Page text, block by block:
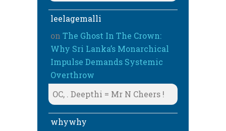
leelagemalli
on The Ghost In The Crown:
Why Sri Lanka’s Monarchical
Impulse Demands Systemic
Overthrow
OC, . Deepthi = Mr N Cheers !
whywhy